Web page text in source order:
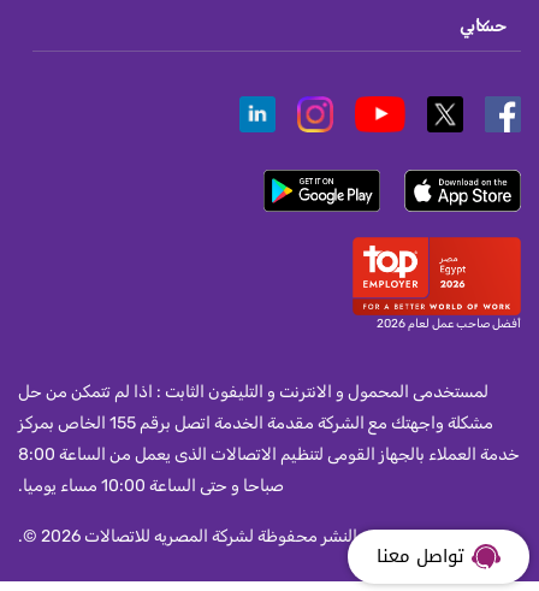
حسابي
أفضل صاحب عمل لعام 2026
لمستخدمى المحمول و الانترنت و التليفون الثابت : اذا لم تتمكن من حل
مشكلة واجهتك مع الشركة مقدمة الخدمة اتصل برقم 155 الخاص بمركز
خدمة العملاء بالجهاز القومى لتنظيم الاتصالات الذى يعمل من الساعة 8:00
صباحا و حتى الساعة 10:00 مساء يوميا.
جميع حقوق النشر محفوظة لشركة المصريه للاتصالات 2026 ©.
تواصل معنا